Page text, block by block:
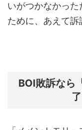
いがつかなかった
ために、あえて訴
BOI敗訴なら